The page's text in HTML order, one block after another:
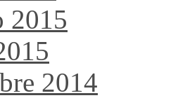
2015
2014